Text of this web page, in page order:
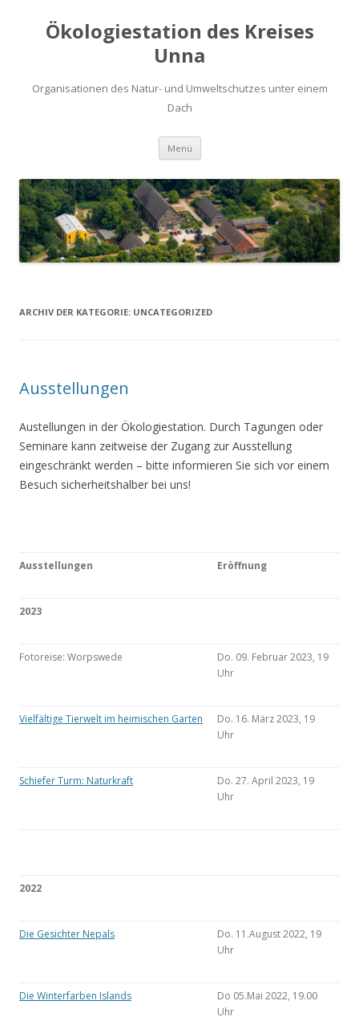
Ökologiestation des Kreises
Unna
Organisationen des Natur- und Umweltschutzes unter einem
Dach
Menü Zum
springen
ARCHIV DER KATEGORIE: UNCATEGORIZED
Ausstellungen
Austellungen in der Ökologiestation. Durch Tagungen oder
Seminare kann zeitweise der Zugang zur Ausstellung
eingeschränkt werden – bitte informieren Sie sich vor einem
Besuch sicherheitshalber bei uns!
Ausstellungen Eröffnung
2023
Fotoreise: Worpswede
Do. 09. Februar 2023, 19
Uhr
Vielfältige Tierwelt im heimischen Garten
Do. 16. März 2023, 19
Uhr
Schiefer Turm: Naturkraft
Do. 27. April 2023, 19
Uhr
2022
Die Gesichter Nepals
Do. 11.August 2022, 19
Uhr
Die Winterfarben Islands
Do 05.Mai 2022, 19.00
Uhr